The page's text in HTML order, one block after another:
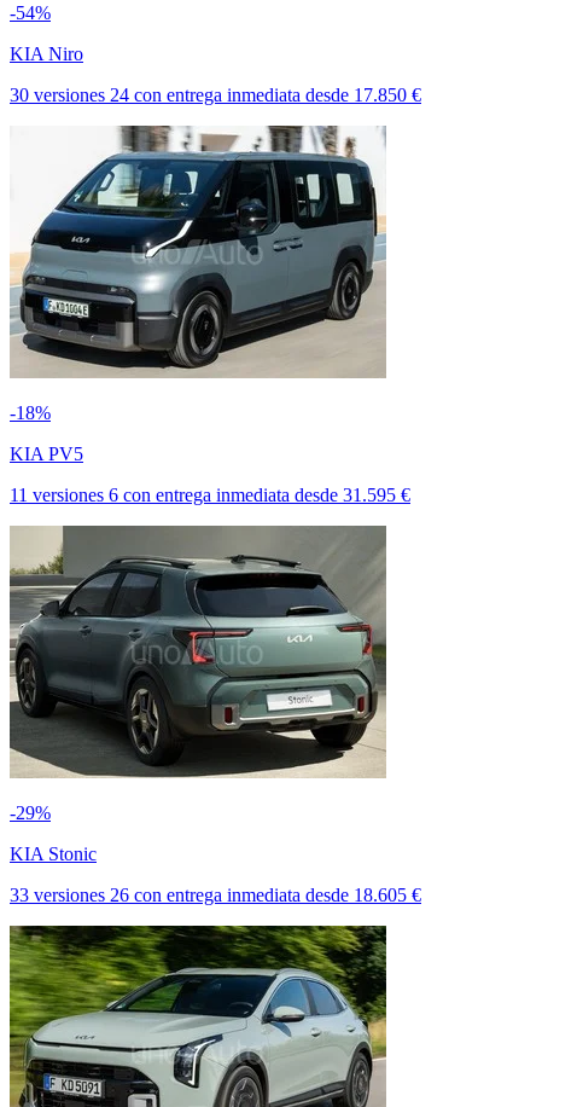
-54%
KIA Niro
30 versiones 24 con entrega inmediata desde 17.850 €
-18%
KIA PV5
11 versiones 6 con entrega inmediata desde 31.595 €
-29%
KIA Stonic
33 versiones 26 con entrega inmediata desde 18.605 €